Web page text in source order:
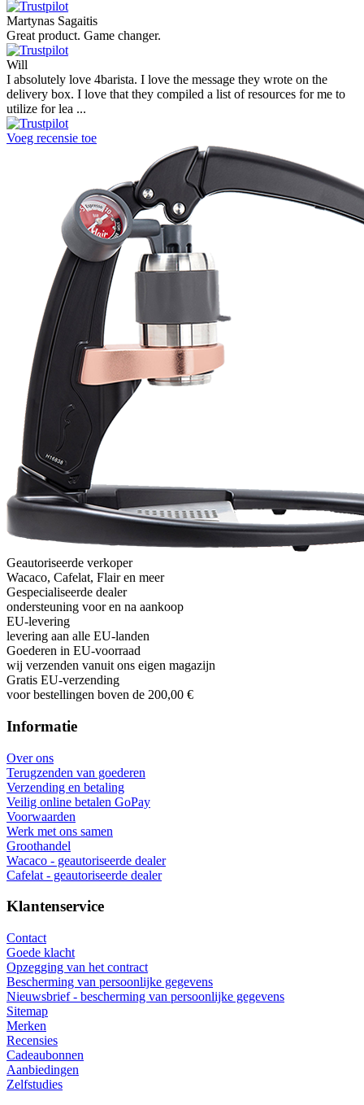
Martynas Sagaitis
Great product. Game changer.
Will
I absolutely love 4barista. I love the message they wrote on the
delivery box. I love that they compiled a list of resources for me to
utilize for lea ...
Voeg recensie toe
Geautoriseerde verkoper
Wacaco, Cafelat, Flair en meer
Gespecialiseerde dealer
ondersteuning voor en na aankoop
EU-levering
levering aan alle EU-landen
Goederen in EU-voorraad
wij verzenden vanuit ons eigen magazijn
Gratis EU-verzending
voor bestellingen boven de 200,00 €
Informatie
Over ons
Terugzenden van goederen
Verzending en betaling
Veilig online betalen GoPay
Voorwaarden
Werk met ons samen
Groothandel
Wacaco - geautoriseerde dealer
Cafelat - geautoriseerde dealer
Klantenservice
Contact
Goede klacht
Opzegging van het contract
Bescherming van persoonlijke gegevens
Nieuwsbrief - bescherming van persoonlijke gegevens
Sitemap
Merken
Recensies
Cadeaubonnen
Aanbiedingen
Zelfstudies